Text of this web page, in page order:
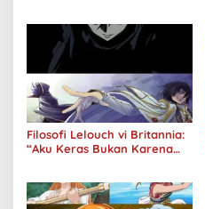
Filosofi Lelouch vi Britannia:
“Aku Keras Bukan Karena